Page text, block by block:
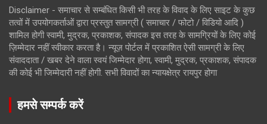
Disclaimer - समाचार से सम्बंधित किसी भी तरह के विवाद के लिए साइट के कुछ
तत्वों में उपयोगकर्ताओं द्वारा प्रस्तुत सामग्री ( समाचार / फोटो / विडियो आदि )
शामिल होगी स्वामी, मुद्रक, प्रकाशक, संपादक इस तरह के सामग्रियों के लिए कोई
ज़िम्मेदार नहीं स्वीकार करता है। न्यूज़ पोर्टल में प्रकाशित ऐसी सामग्री के लिए
संवाददाता / खबर देने वाला स्वयं जिम्मेदार होगा, स्वामी, मुद्रक, प्रकाशक, संपादक
की कोई भी जिम्मेदारी नहीं होगी. सभी विवादों का न्यायक्षेत्र रायपुर होगा
हमसे सम्पर्क करें